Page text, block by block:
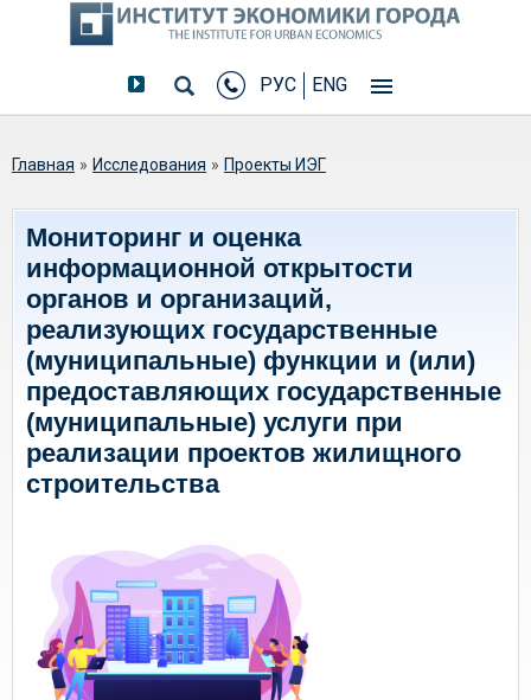
РУС ENG
Вы здесь
Главная » Исследования » Проекты ИЭГ
Мониторинг и оценка
информационной открытости
органов и организаций,
реализующих государственные
(муниципальные) функции и (или)
предоставляющих государственные
(муниципальные) услуги при
реализации проектов жилищного
строительства